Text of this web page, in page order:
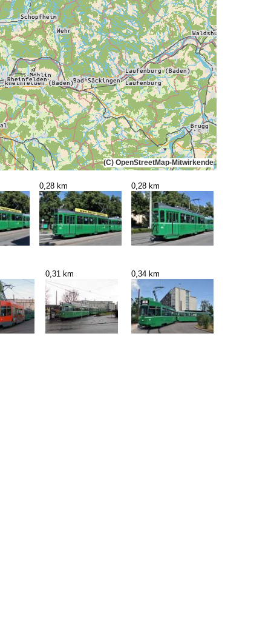
(C) OpenStreetMap-Mitwirkende
0,28 km 0,28 km
0,31 km 0,34 km